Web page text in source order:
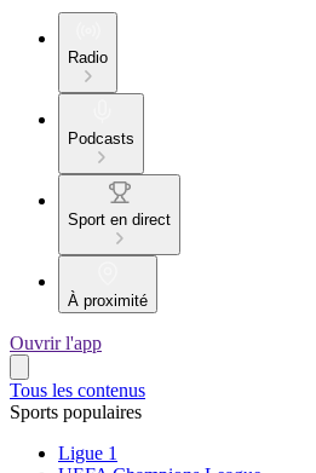
Radio
Podcasts
Sport en direct
À proximité
Ouvrir l'app
Tous les contenus
Sports populaires
Ligue 1